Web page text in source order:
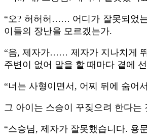
“오? 허허허…… 어디가 잘못되었
이들의 장난을 모르겠는가.
“음, 제자가…… 제자가 지나치게
주변이 없어 말을 할 때마다 곁에
“너는 사형이면서, 어찌 뒤에 숨어
그 아이는 스승이 꾸짖으려 한다
“스승님, 제자가 잘못했습니다. 용